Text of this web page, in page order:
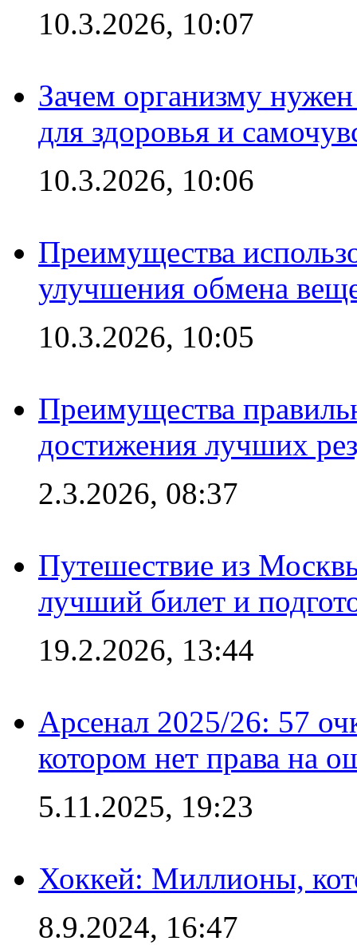
10.3.2026, 10:07
Зачем организму
для здоровья и
10.3.2026, 10:06
Преимущества
улучшения обмена
10.3.2026, 10:05
Преимущества
достижения лучших
2.3.2026, 08:37
Путешествие из
лучший билет и
19.2.2026, 13:44
Арсенал 2025/26: 57
котором нет права на
5.11.2025, 19:23
Хоккей: Миллионы,
8.9.2024, 16:47